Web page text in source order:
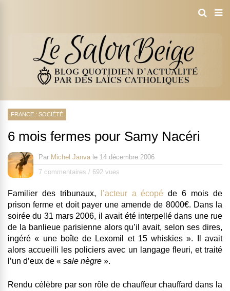
FRANCE : SOCIÉTÉ
6 mois fermes pour Samy Nacéri
Par Michel Janva le 14 décembre 2006
7 commentaires / 692 vues
Familier des tribunaux, l’acteur a écopé de 6 mois de
prison ferme et doit payer une amende de 8000€. Dans la
soirée du 31 mars 2006, il avait été interpellé dans une rue
de la banlieue parisienne alors qu’il avait, selon ses dires,
ingéré « une boîte de Lexomil et 15 whiskies ». Il avait
alors accueilli les policiers avec un langage fleuri, et traité
l’un d’eux de « sale nègre ».
Rendu célèbre par son rôle de chauffeur chauffard dans la